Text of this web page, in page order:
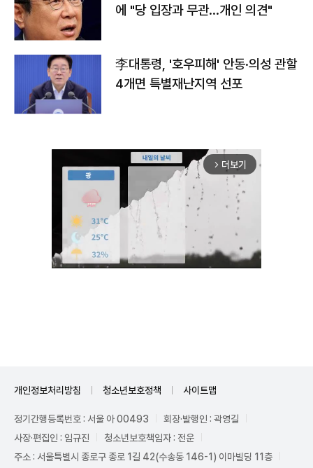
에 "당 입장과 무관…개인 의견"
李대통령, '호우피해' 안동·의성 관할
4개면 특별재난지역 선포
arrow_forward_ios 더보기
개인정보처리방침 청소년보호정책 사이트맵
정기간행등록번호 : 서울 아 00493
회장·발행인 : 곽영길
사장·편집인 : 임규진
청소년보호책임자 : 전운
주소 : 서울특별시 종로구 종로 1길 42(수송동 146-1) 이마빌딩 11층